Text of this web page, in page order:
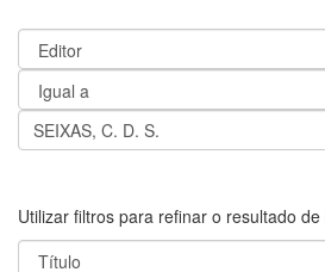
Utilizar filtros para refinar o resultado de